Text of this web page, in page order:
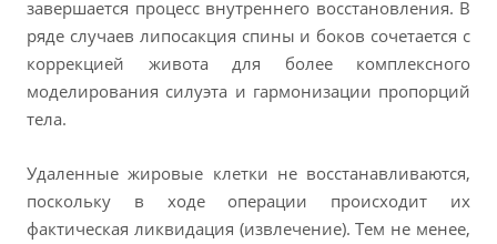
завершается процесс внутреннего восстановления. В
ряде случаев липосакция спины и боков сочетается с
коррекцией живота для более комплексного
моделирования силуэта и гармонизации пропорций
тела.
Удаленные жировые клетки не восстанавливаются,
поскольку в ходе операции происходит их
фактическая ликвидация (извлечение). Тем не менее,